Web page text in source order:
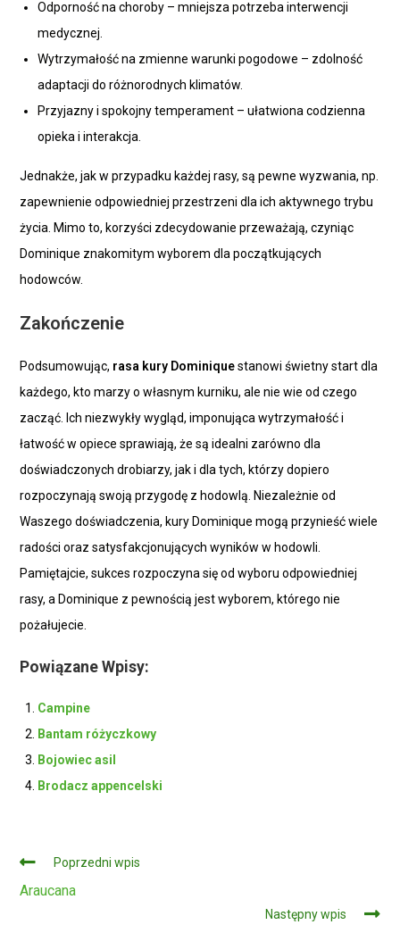
Odporność na choroby – mniejsza potrzeba interwencji
medycznej.
Wytrzymałość na zmienne warunki pogodowe – zdolność
adaptacji do różnorodnych klimatów.
Przyjazny i spokojny temperament – ułatwiona codzienna
opieka i interakcja.
Jednakże, jak w przypadku każdej rasy, są pewne wyzwania, np.
zapewnienie odpowiedniej przestrzeni dla ich aktywnego trybu
życia. Mimo to, korzyści zdecydowanie przeważają, czyniąc
Dominique znakomitym wyborem dla początkujących
hodowców.
Zakończenie
Podsumowując, rasa kury Dominiquestanowi świetny start dla
każdego, kto marzy o własnym kurniku, ale nie wie od czego
zacząć. Ich niezwykły wygląd, imponująca wytrzymałość i
łatwość w opiece sprawiają, że są idealni zarówno dla
doświadczonych drobiarzy, jak i dla tych, którzy dopiero
rozpoczynają swoją przygodę z hodowlą. Niezależnie od
Waszego doświadczenia, kury Dominique mogą przynieść wiele
radości oraz satysfakcjonujących wyników w hodowli.
Pamiętajcie, sukces rozpoczyna się od wyboru odpowiedniej
rasy, a Dominique z pewnością jest wyborem, którego nie
pożałujecie.
Powiązane Wpisy:
Campine
Bantam różyczkowy
Bojowiec asil
Brodacz appencelski
Czytaj
dalej
Poprzedni wpis
Araucana
Następny wpis